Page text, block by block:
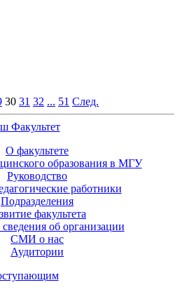
30 31 32 ... 51 След.
Факультет
О факультете
образования в МГУ
Руководство
работники
Подразделения
факультета
об организации
СМИ о нас
Аудитории